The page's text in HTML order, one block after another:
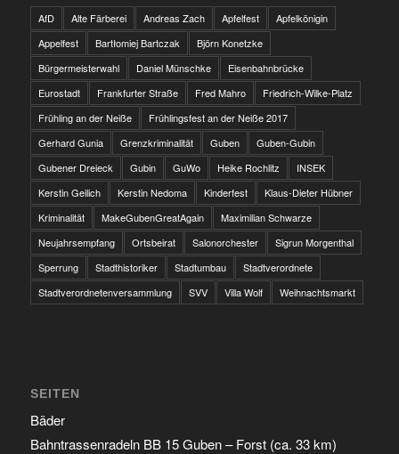
AfD
Alte Färberei Andreas Zach Apfelfest
Apfelkönigin
Appelfest
Bartłomiej Bartczak
Björn Konetzke
Bürgermeisterwahl
Daniel Münschke
Eisenbahnbrücke
Eurostadt
Frankfurter Straße Fred Mahro
Friedrich-Wilke-Platz
Frühling an der Neiße
Frühlingsfest an der Neiße 2017
Gerhard Gunia
Grenzkriminalität Guben
Guben-Gubin
Gubener Dreieck
Gubin GuWo Heike Rochlitz
INSEK
Kerstin Geilich
Kerstin Nedoma Kinderfest
Klaus-Dieter Hübner
Kriminalität
MakeGubenGreatAgain
Maximilian Schwarze
Neujahrsempfang
Ortsbeirat Salonorchester
Sigrun Morgenthal
Sperrung
Stadthistoriker Stadtumbau
Stadtverordnete
Stadtverordnetenversammlung
SVV Villa Wolf Weihnachtsmarkt
SEITEN
Bäder
Bahntrassenradeln BB 15 Guben – Forst (ca. 33 km)